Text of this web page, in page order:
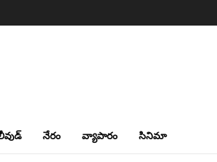
నేరం వ్యాపారం సినిమా